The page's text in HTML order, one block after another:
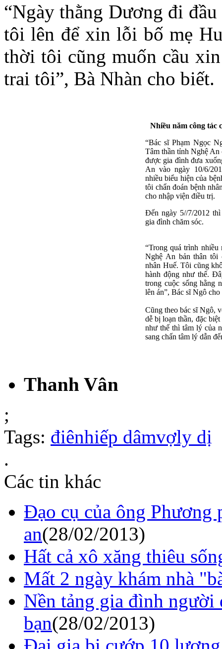
“Ngày thằng Dương đi
tôi lên để xin lỗi bố mẹ
thời tôi cũng muốn cầu
trai tôi”, Bà Nhàn cho biết.
Nhiều năm công tác
“Bác sĩ Phạm Ngọc
Tâm thần tỉnh Nghệ
được gia đình đưa
An vào ngày 10/6/
nhiều biểu hiện của
tôi chẩn đoán bệnh
cho nhập viện điều trị.
Đến ngày 5//7/2012
gia đình chăm sóc.
“Trong quá trình nhiều
Nghệ An bản thân tôi
nhân Huế. Tôi cũng
hành động như thế.
trong cuộc sống hằng
lên án”, Bác sĩ Ngô
Cũng theo bác sĩ Ngô,
dễ bị loạn thần, đặc
như thế thì tâm lý của
sang chấn tâm lý dẫn
Thanh Vân
;
Tags: điênhiếp dâmvợly dị
.
Các tin khác
Đạo cụ của ông Phương
an(28/02/2013)
Hất cả xô xăng thiêu
Mất 2 ngày khám nhà
Nền tảng gia đình
bạn(28/02/2013)